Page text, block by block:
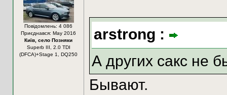
Повідомлень: 4 086
Приєднався: May 2016
Київ, село Позняки
Superb III, 2.0 TDI
(DFCA)+Stage 1, DQ250
arstrong :
А других сакс не
Бывают.